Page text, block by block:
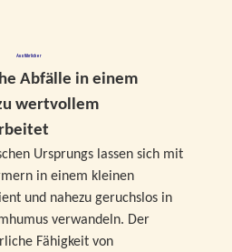
Ausführlicher
Abfälle in einem
wertvollem
Ursprungs lassen sich mit
in einem kleinen
und nahezu geruchslos in
verwandeln. Der
Fähigkeit von